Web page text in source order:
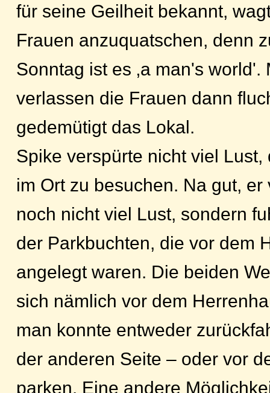
für seine Geilheit bekannt,
Frauen anzuquatschen, denn
Sonntag ist es ‚a man's world'.
verlassen die Frauen dann
gedemütigt das Lokal.
Spike verspürte nicht viel
im Ort zu besuchen. Na gut, er
noch nicht viel Lust, sondern
der Parkbuchten, die vor dem
angelegt waren. Die beiden
sich nämlich vor dem
man konnte entweder
der anderen Seite – oder vor
parken. Eine andere